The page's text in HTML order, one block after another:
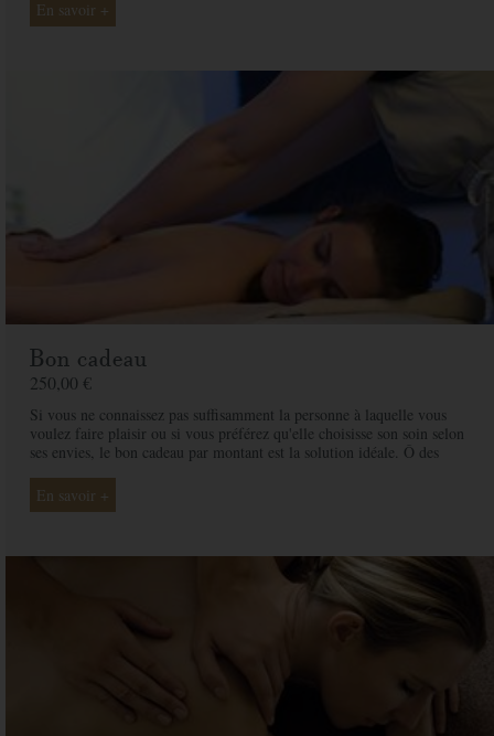
proche et ainsi rendre ce moment exceptionnel.
En savoir +
Bon cadeau
250,00 €
Si vous ne connaissez pas suffisamment la personne à laquelle vous
voulez faire plaisir ou si vous préférez qu'elle choisisse son soin selon
ses envies, le bon cadeau par montant est la solution idéale. Ô des
proche et ainsi rendre ce moment exceptionnel.
En savoir +